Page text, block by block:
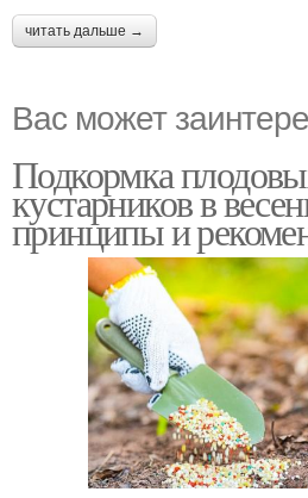
читать дальше →
Вас может
Подкормка
кустарников в
принципы и